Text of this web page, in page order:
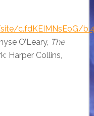
c.fdKEIMNsEoG/
O’Leary, The
Harper Collins,